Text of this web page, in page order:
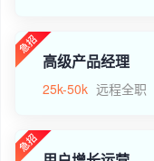
高级产品经理
25k-50k 远程全职